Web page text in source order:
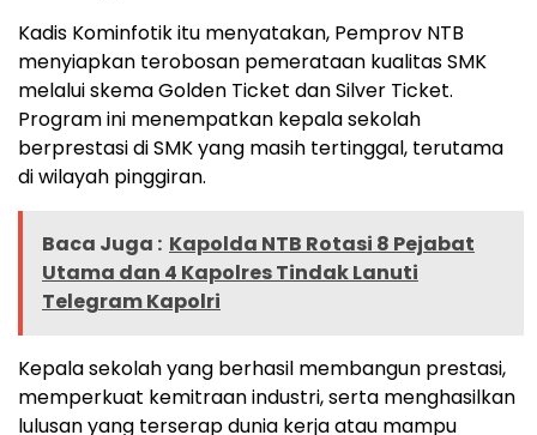
Kadis Kominfotik itu menyatakan, Pemprov NTB
menyiapkan terobosan pemerataan kualitas SMK
melalui skema Golden Ticket dan Silver Ticket.
Program ini menempatkan kepala sekolah
berprestasi di SMK yang masih tertinggal, terutama
di wilayah pinggiran.
Baca Juga : Kapolda NTB Rotasi 8 Pejabat
Utama dan 4 Kapolres Tindak Lanuti
Telegram Kapolri
Kepala sekolah yang berhasil membangun prestasi,
memperkuat kemitraan industri, serta menghasilkan
lulusan yang terserap dunia kerja atau mampu